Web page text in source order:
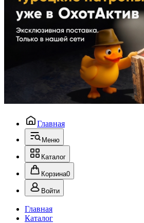
Главная
Меню
Каталог
Корзина0
Войти
Главная
Каталог